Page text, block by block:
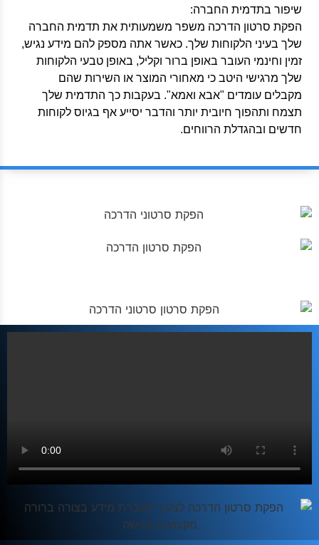
שיפור בתדמית החברה:
הפקת סרטון הדרכה משפר משמעותית את תדמית החברה
שלך בעיני הלקוחות שלך. כאשר אתה מספק להם מידע נגיש,
זמין וחינמי העובר באופן ברור וקליל, באופן טבעי הלקוחות
שלך מרגישי היטב כי מאחורי המוצר או השירות שהם
מקבלים עומדים "אבא ואמא". בעקבות כך התדמית שלך
תצמח ותהפוך חיובית יותר והדבר יסייע אף בגיוס לקוחות
חדשים ובהגדלת הרווחים.